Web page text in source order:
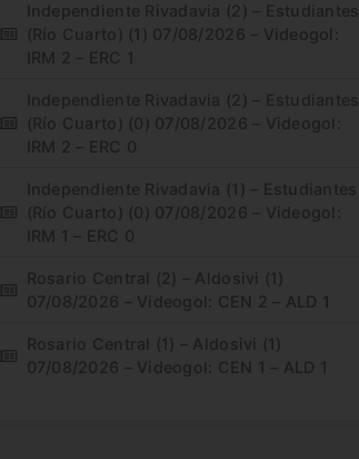
Independiente Rivadavia (2) – Estudiantes
(Río Cuarto) (1) 07/08/2026 – Videogol:
IRM 2 – ERC 1
Independiente Rivadavia (2) – Estudiantes
(Río Cuarto) (0) 07/08/2026 – Videogol:
IRM 2 – ERC 0
Independiente Rivadavia (1) – Estudiantes
(Río Cuarto) (0) 07/08/2026 – Videogol:
IRM 1 – ERC 0
Rosario Central (2) – Aldosivi (1)
07/08/2026 – Videogol: CEN 2 – ALD 1
Rosario Central (1) – Aldosivi (1)
07/08/2026 – Videogol: CEN 1 – ALD 1